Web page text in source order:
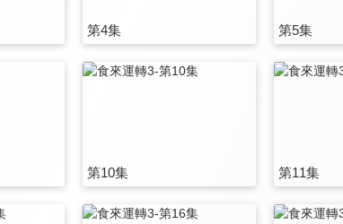
第4集 第5集
第10集 第11集